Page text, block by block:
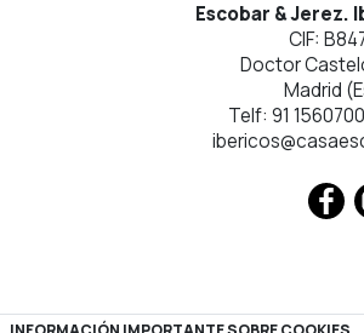
Escobar & Jerez.
CIF:
Doctor
Madrid
Telf: 91